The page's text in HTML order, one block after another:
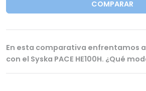
COMPARAR
En esta comparativa enfrentamos
con el Syska PACE HE100H. ¿Qué